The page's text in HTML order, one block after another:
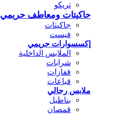
تريكو
جاكيتات ومعاطف حريمي
جاكيتات
فيست
إكسسوارات حريمي
الملابس الداخلية
شرابات
قفازات
قباعات
ملابس رجالي
بناطيل
قمصان